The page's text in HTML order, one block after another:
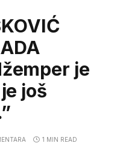
je
još
1 MIN READ